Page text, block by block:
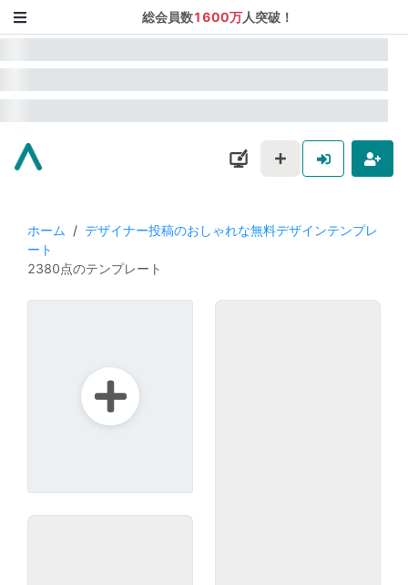
総会員数1600万人突破！
ホーム / デザイナー投稿のおしゃれな無料デザインテンプレ
ート
2380点のテンプレート